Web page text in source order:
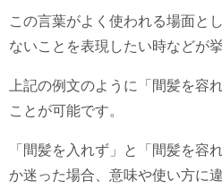
この言葉がよく使われる場面と
ないことを表現したい時などが
上記の例文のように「間髪を容
ことが可能です。
「間髪を入れず」と「間髪を容
か迷った場合、意味や使い方に